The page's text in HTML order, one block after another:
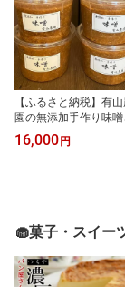
【ふるさと納税】有山
園の無添加手作り味
0g×4パック｜味噌 特産
品 発酵食品 美味しい お
16,000円
🧁菓子・スイー